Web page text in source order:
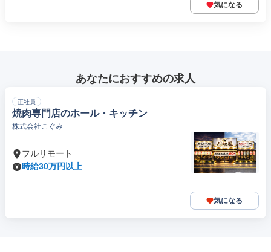
気になる
あなたにおすすめの求人
正社員
焼肉専門店のホール・キッチン
株式会社こぐみ
フルリモート
時給30万円以上
気になる